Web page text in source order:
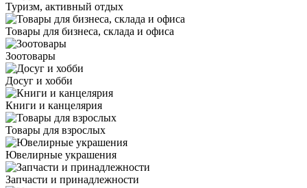
Туризм, активный отдых
Товары для бизнеса, склада и офиса
Зоотовары
Досуг и хобби
Книги и канцелярия
Товары для взрослых
Ювелирные украшения
Запчасти и принадлежности